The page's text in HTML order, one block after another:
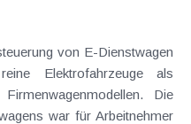
von E-Dienstwagen
Elektrofahrzeuge als
Die
war für Arbeitnehmer